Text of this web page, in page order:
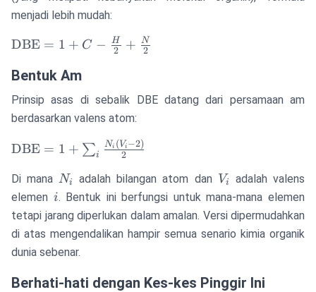
menjadi lebih mudah:
\text{DBE}
\frac{H}
{2} +
\frac{N}
{2}
DBE = 1 + C − 2
H + 2
N
Bentuk Am
Prinsip asas di sebalik DBE datang dari persamaan am
berdasarkan valens atom:
\text{DBE}
\sum_{i}
\frac{N_i(V_i
- 2)}{2}
DBE = 1 + ∑i 2
Ni (Vi −2)
Di manaN_i
Ni adalah bilangan atom dan V_i
Vi
adalah valens
elemen i
i. Bentuk ini berfungsi untuk mana-mana elemen
tetapi jarang diperlukan dalam amalan. Versi dipermudahkan
di atas mengendalikan hampir semua senario kimia organik
dunia sebenar.
Berhati-hati dengan Kes-kes Pinggir Ini